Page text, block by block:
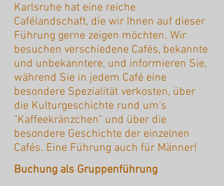
Karlsruhe hat eine reiche
Cafélandschaft, die wir Ihnen auf dieser
Führung gerne zeigen möchten. Wir
besuchen verschiedene Cafés, bekannte
und unbekanntere, und informieren Sie,
während Sie in jedem Café eine
besondere Spezialität verkosten, über
die Kulturgeschichte rund um's
"Kaffeekränzchen" und über die
besondere Geschichte der einzelnen
Cafés. Eine Führung auch für Männer!
Buchung als Gruppenführung